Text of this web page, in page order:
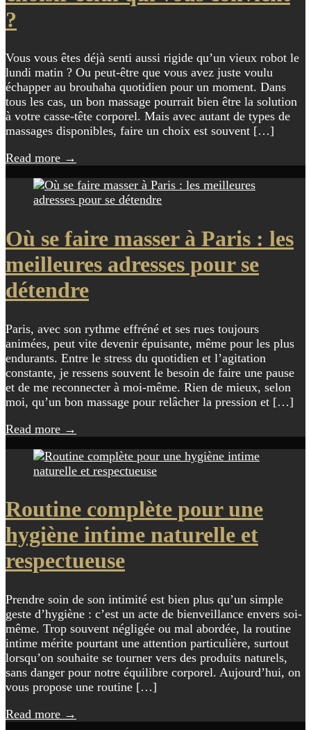
?
Vous vous êtes déjà senti aussi rigide qu’un vieux robot le
lundi matin ? Ou peut-être que vous avez juste voulu
échapper au brouhaha quotidien pour un moment. Dans
tous les cas, un bon massage pourrait bien être la solution
à votre casse-tête corporel. Mais avec autant de types de
massages disponibles, faire un choix est souvent […]
Read more →
Où se faire masser à Paris : les
meilleures adresses pour se
détendre
Paris, avec son rythme effréné et ses rues toujours
animées, peut vite devenir épuisante, même pour les plus
endurants. Entre le stress du quotidien et l’agitation
constante, je ressens souvent le besoin de faire une pause
et de me reconnecter à moi-même. Rien de mieux, selon
moi, qu’un bon massage pour relâcher la pression et […]
Read more →
Routine complète pour une
hygiène intime naturelle et
respectueuse
Prendre soin de son intimité est bien plus qu’un simple
geste d’hygiène : c’est un acte de bienveillance envers soi-
même. Trop souvent négligée ou mal abordée, la routine
intime mérite pourtant une attention particulière, surtout
lorsqu’on souhaite se tourner vers des produits naturels,
sans danger pour notre équilibre corporel. Aujourd’hui, on
vous propose une routine […]
Read more →